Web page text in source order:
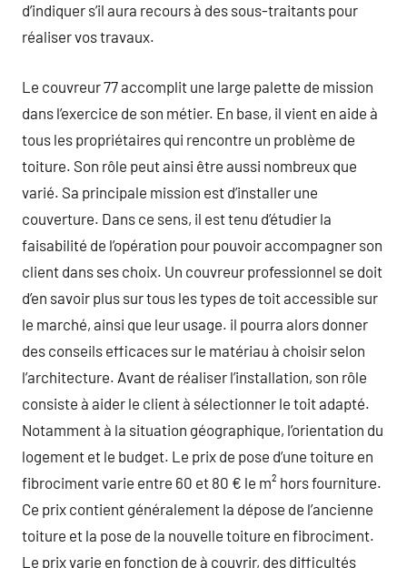
d’indiquer s’il aura recours à des sous-traitants pour
réaliser vos travaux.
Le couvreur 77 accomplit une large palette de mission
dans l’exercice de son métier. En base, il vient en aide à
tous les propriétaires qui rencontre un problème de
toiture. Son rôle peut ainsi être aussi nombreux que
varié. Sa principale mission est d’installer une
couverture. Dans ce sens, il est tenu d’étudier la
faisabilité de l’opération pour pouvoir accompagner son
client dans ses choix. Un couvreur professionnel se doit
d’en savoir plus sur tous les types de toit accessible sur
le marché, ainsi que leur usage. il pourra alors donner
des conseils efficaces sur le matériau à choisir selon
l’architecture. Avant de réaliser l’installation, son rôle
consiste à aider le client à sélectionner le toit adapté.
Notamment à la situation géographique, l’orientation du
logement et le budget. Le prix de pose d’une toiture en
fibrociment varie entre 60 et 80 € le m² hors fourniture.
Ce prix contient généralement la dépose de l’ancienne
toiture et la pose de la nouvelle toiture en fibrociment.
Le prix varie en fonction de à couvrir, des difficultés